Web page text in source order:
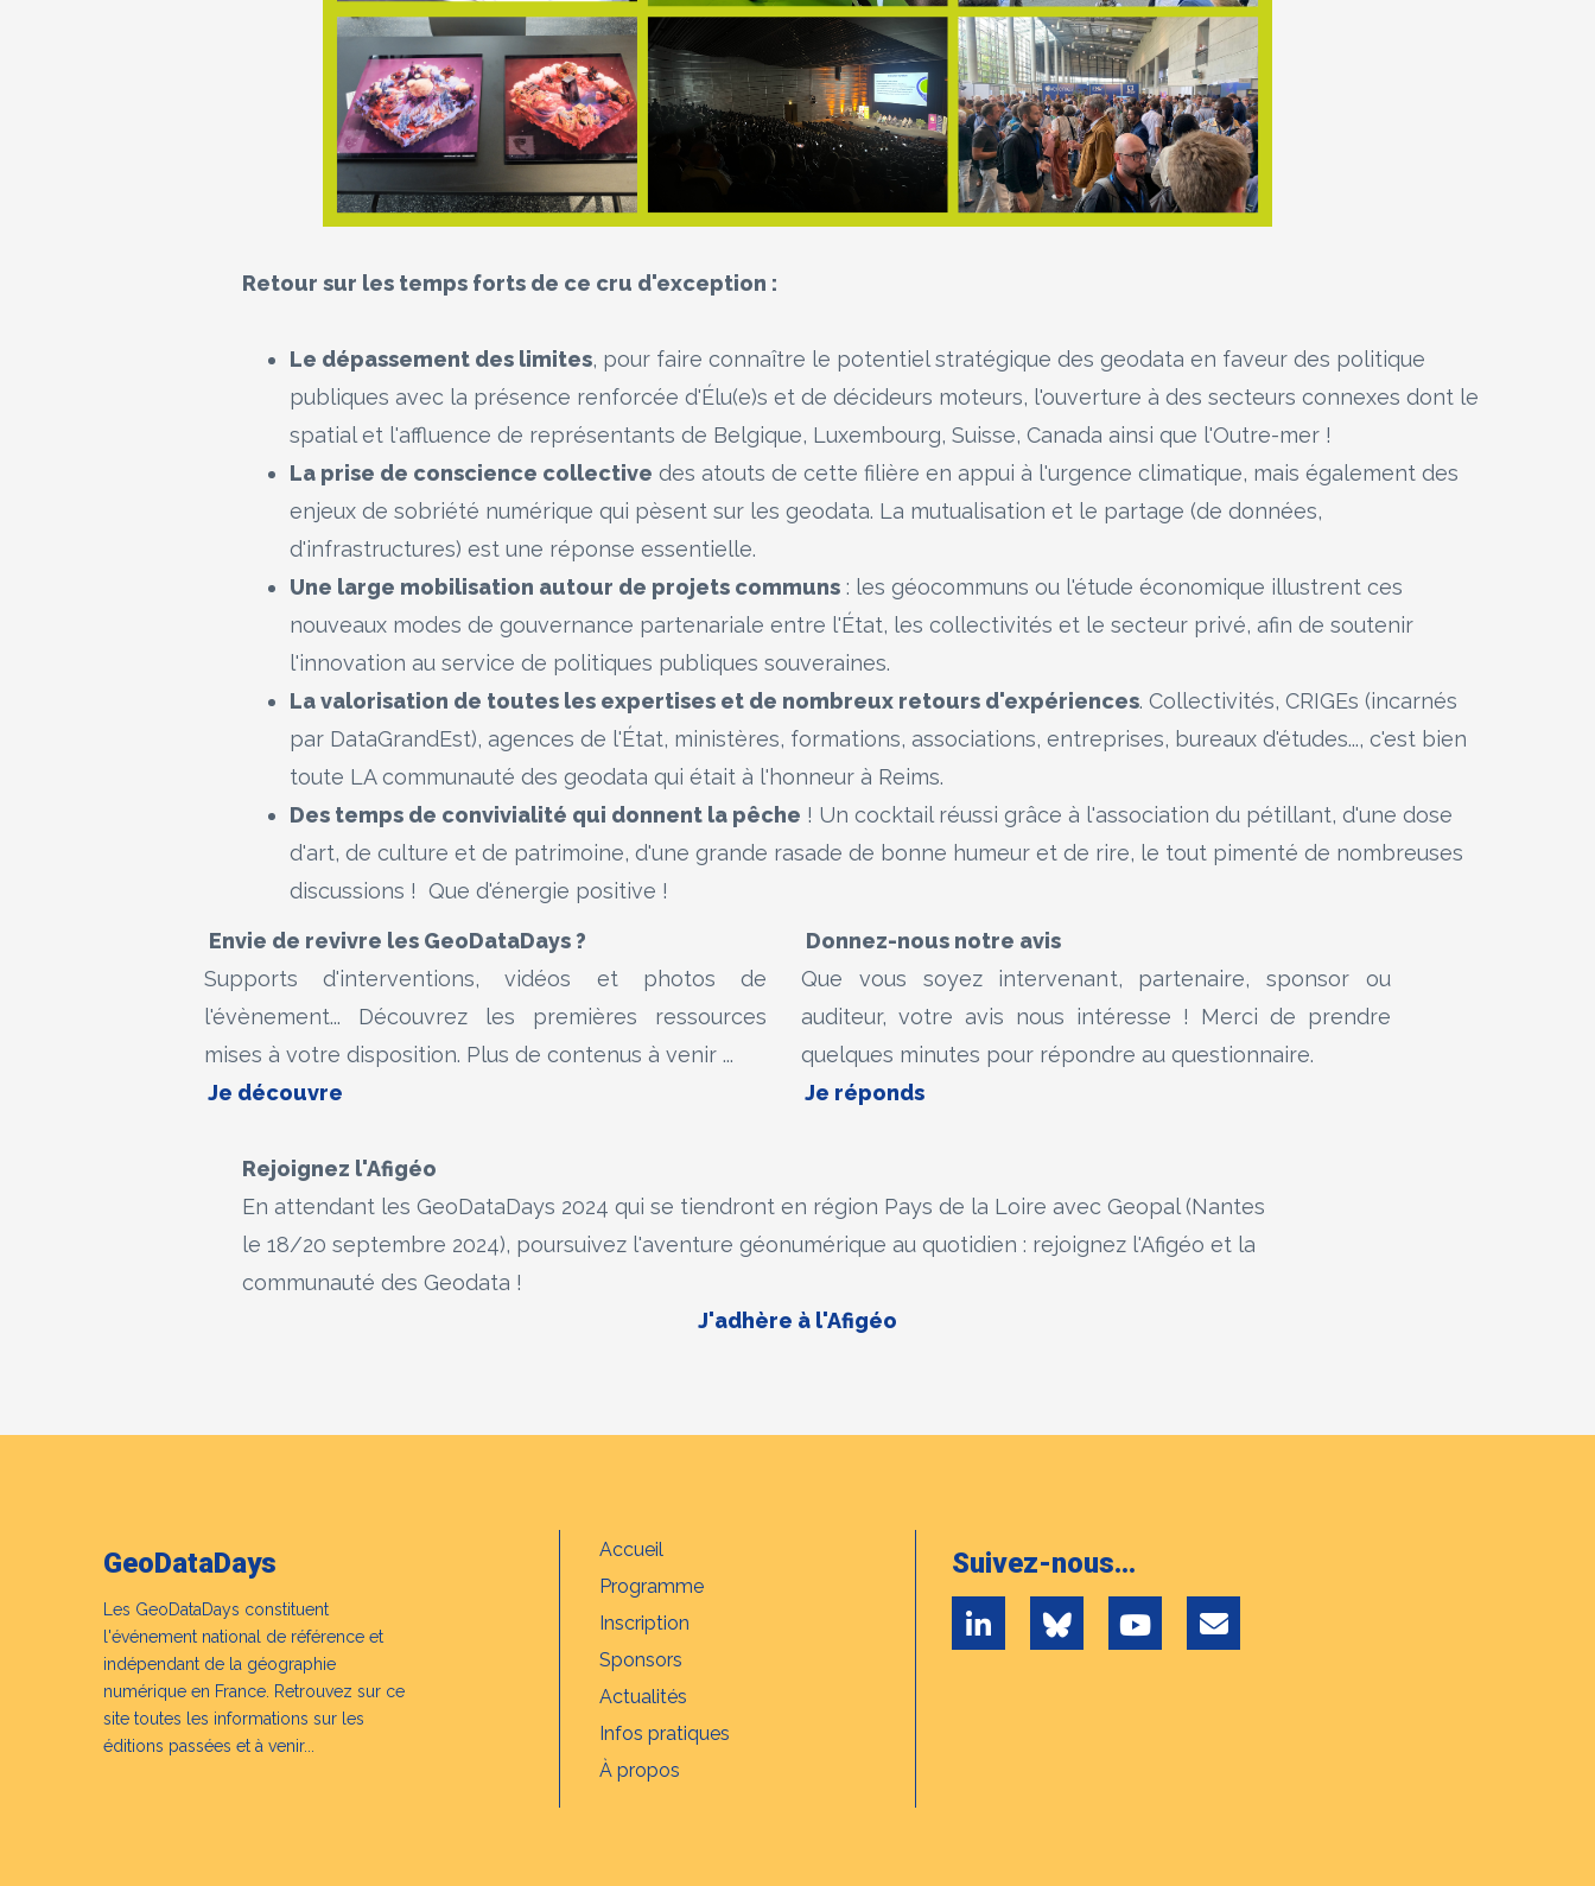
Retour sur les temps forts de ce cru d'exception :
Le dépassement des limites, pour faire connaître le potentiel stratégique des geodata en faveur des politique
publiques avec la présence renforcée d'Élu(e)s et de décideurs moteurs, l'ouverture à des secteurs connexes dont le
spatial et l'affluence de représentants de Belgique, Luxembourg, Suisse, Canada ainsi que l'Outre-mer !
La prise de conscience collective des atouts de cette filière en appui à l'urgence climatique, mais également des
enjeux de sobriété numérique qui pèsent sur les geodata. La mutualisation et le partage (de données,
d'infrastructures) est une réponse essentielle.
Une large mobilisation autour de projets communs : les géocommuns ou l'étude économique illustrent ces
nouveaux modes de gouvernance partenariale entre l'État, les collectivités et le secteur privé, afin de soutenir
l'innovation au service de politiques publiques souveraines.
La valorisation de toutes les expertises et de nombreux retours d'expériences. Collectivités, CRIGEs (incarnés
par DataGrandEst), agences de l'État, ministères, formations, associations, entreprises, bureaux d'études..., c'est bien
toute LA communauté des geodata qui était à l'honneur à Reims.
Des temps de convivialité qui donnent la pêche ! Un cocktail réussi grâce à l'association du pétillant, d'une dose
d'art, de culture et de patrimoine, d'une grande rasade de bonne humeur et de rire, le tout pimenté de nombreuses
discussions ! Que d'énergie positive !
Envie de revivre les GeoDataDays ?
Donnez-nous notre avis
Supports d'interventions, vidéos et photos de
l'évènement... Découvrez les premières ressources
mises à votre disposition. Plus de contenus à venir ...
Je découvre
Que vous soyez intervenant, partenaire, sponsor ou
auditeur, votre avis nous intéresse ! Merci de prendre
quelques minutes pour répondre au questionnaire.
Je réponds
Rejoignez l'Afigéo
En attendant les GeoDataDays 2024 qui se tiendront en région Pays de la Loire avec Geopal (Nantes
le 18/20 septembre 2024), poursuivez l'aventure géonumérique au quotidien : rejoignez l'Afigéo et la
communauté des Geodata !
J'adhère à l'Afigéo
GeoDataDays
Les GeoDataDays constituent
l'événement national de référence et
indépendant de la géographie
numérique en France. Retrouvez sur ce
site toutes les informations sur les
éditions passées et à venir...
Accueil
Programme
Inscription
Sponsors
Actualités
Infos pratiques
À propos
Suivez-nous...